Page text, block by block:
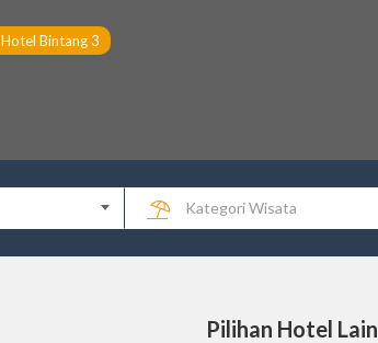
Hotel Bintang 3
Kategori Wisata
Pilihan Hotel Lain